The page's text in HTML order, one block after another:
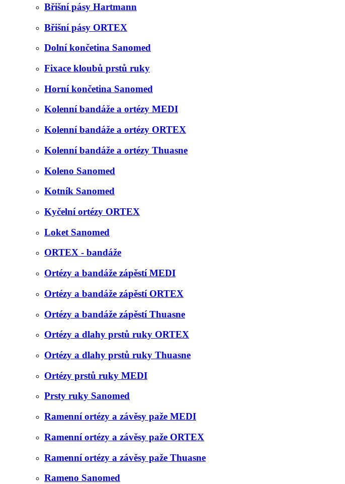
Břišní pásy Hartmann
Břišní pásy ORTEX
Dolní končetina Sanomed
Fixace kloubů prstů ruky
Horní končetina Sanomed
Kolenní bandáže a ortézy MEDI
Kolenní bandáže a ortézy ORTEX
Kolenní bandáže a ortézy Thuasne
Koleno Sanomed
Kotník Sanomed
Kyčelní ortézy ORTEX
Loket Sanomed
ORTEX - bandáže
Ortézy a bandáže zápěstí MEDI
Ortézy a bandáže zápěstí ORTEX
Ortézy a bandáže zápěstí Thuasne
Ortézy a dlahy prstů ruky ORTEX
Ortézy a dlahy prstů ruky Thuasne
Ortézy prstů ruky MEDI
Prsty ruky Sanomed
Ramenní ortézy a závěsy paže MEDI
Ramenní ortézy a závěsy paže ORTEX
Ramenní ortézy a závěsy paže Thuasne
Rameno Sanomed